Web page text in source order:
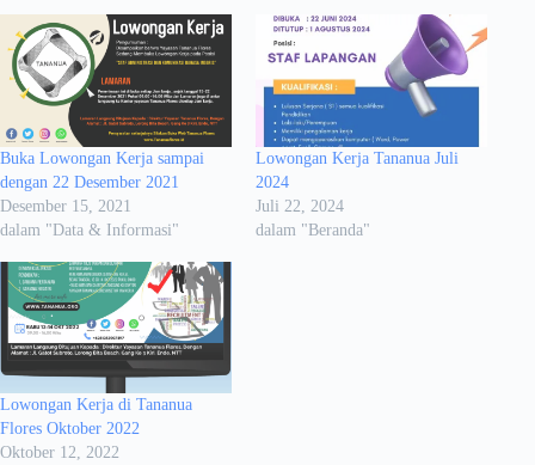
Buka Lowongan Kerja sampai
dengan 22 Desember 2021
Desember 15, 2021
dalam "Data & Informasi"
Lowongan Kerja Tananua Juli
2024
Juli 22, 2024
dalam "Beranda"
Lowongan Kerja di Tananua
Flores Oktober 2022
Oktober 12, 2022